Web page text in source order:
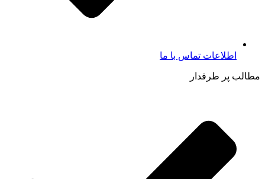
اطلاعات تماس با ما​
مطالب پر طرفدار